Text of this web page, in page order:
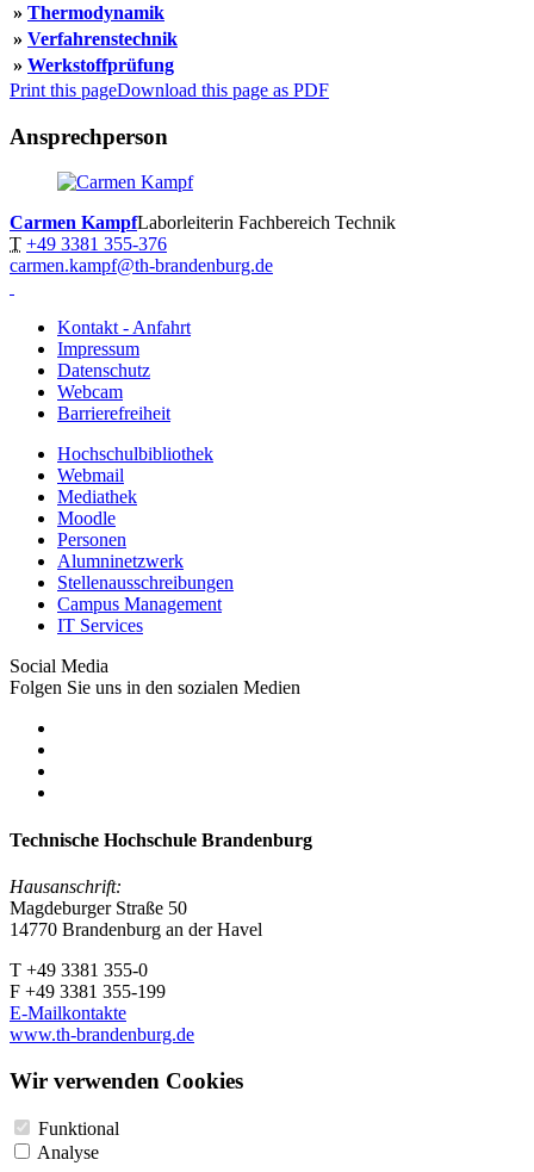
» Thermodynamik
» Verfahrenstechnik
» Werkstoffprüfung
Print this pageDownload this page as PDF
Ansprechperson
Carmen KampfLaborleiterin Fachbereich Technik
T +49 3381 355-376
carmen.kampf@th-brandenburg.de
Kontakt - Anfahrt
Impressum
Datenschutz
Webcam
Barrierefreiheit
Hochschulbibliothek
Webmail
Mediathek
Moodle
Personen
Alumninetzwerk
Stellenausschreibungen
Campus Management
IT Services
Social Media
Folgen Sie uns in den sozialen Medien
Technische Hochschule Brandenburg
Hausanschrift:
Magdeburger Straße 50
14770 Brandenburg an der Havel
T +49 3381 355-0
F +49 3381 355-199
E-Mailkontakte
www.th-brandenburg.de
Wir verwenden Cookies
Funktional
Analyse